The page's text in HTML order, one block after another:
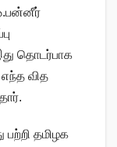
தொடர்பாக
எந்த வித
பற்றி தமிழக